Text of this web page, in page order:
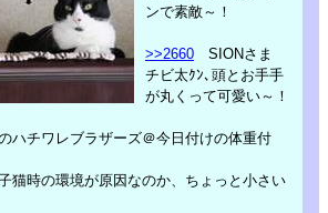
ンで素敵～！
>>2660 SIONさま
チビ太ｸﾝ､頭とお手手
が丸くって可愛い～！
ハチワレブラザーズ＠今日付けの体重付
猫時の環境が原因なのか、ちょっと小さい